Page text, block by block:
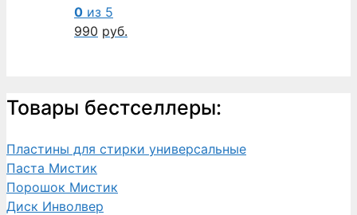
0 из 5
990 руб.
Товары бестселлеры:
Пластины для стирки универсальные
Паста Мистик
Порошок Мистик
Диск Инволвер